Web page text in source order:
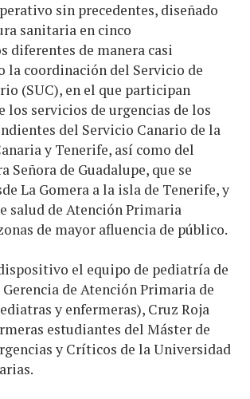
sin precedentes, diseñado
sanitaria en cinco
diferentes de manera casi
la coordinación del Servicio de
(SUC), en el que participan
los servicios de urgencias de los
del Servicio Canario de la
y Tenerife, así como del
Señora de Guadalupe, que se
La Gomera a la isla de Tenerife, y
salud de Atención Primaria
de mayor afluencia de público.
el equipo de pediatría de
de Atención Primaria de
y enfermeras), Cruz Roja
estudiantes del Máster de
y Críticos de la Universidad